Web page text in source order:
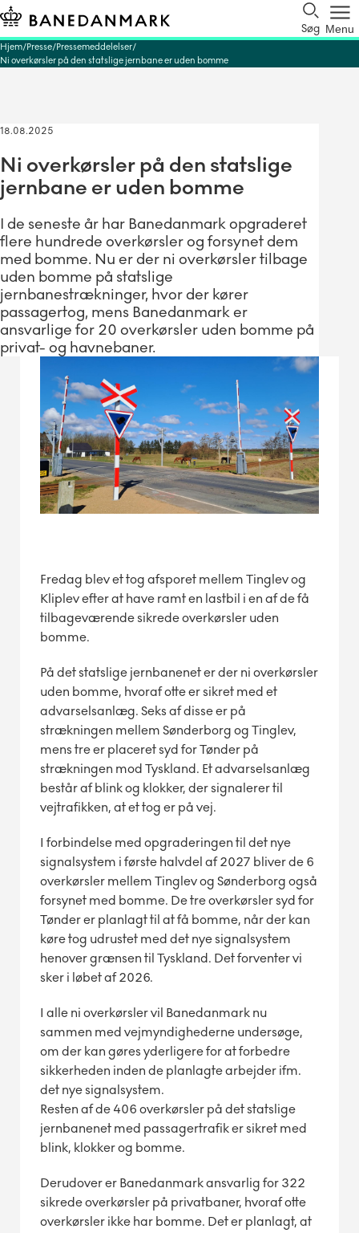
Søg Menu
Hjem Presse Pressemeddelelser
Ni overkørsler på den statslige jernbane er uden bomme
18.08.2025
Ni overkørsler på den statslige
jernbane er uden bomme
I de seneste år har Banedanmark opgraderet
flere hundrede overkørsler og forsynet dem
med bomme. Nu er der ni overkørsler tilbage
uden bomme på statslige
jernbanestrækninger, hvor der kører
passagertog, mens Banedanmark er
ansvarlige for 20 overkørsler uden bomme på
privat- og havnebaner.
Fredag blev et tog afsporet mellem Tinglev og
Kliplev efter at have ramt en lastbil i en af de få
tilbageværende sikrede overkørsler uden
bomme.
På det statslige jernbanenet er der ni overkørsler
uden bomme, hvoraf otte er sikret med et
advarselsanlæg. Seks af disse er på
strækningen mellem Sønderborg og Tinglev,
mens tre er placeret syd for Tønder på
strækningen mod Tyskland. Et advarselsanlæg
består af blink og klokker, der signalerer til
vejtrafikken, at et tog er på vej.
I forbindelse med opgraderingen til det nye
signalsystem i første halvdel af 2027 bliver de 6
overkørsler mellem Tinglev og Sønderborg også
forsynet med bomme. De tre overkørsler syd for
Tønder er planlagt til at få bomme, når der kan
køre tog udrustet med det nye signalsystem
henover grænsen til Tyskland. Det forventer vi
sker i løbet af 2026.
I alle ni overkørsler vil Banedanmark nu
sammen med vejmyndighederne undersøge,
om der kan gøres yderligere for at forbedre
sikkerheden inden de planlagte arbejder ifm.
det nye signalsystem.
Resten af de 406 overkørsler på det statslige
jernbanenet med passagertrafik er sikret med
blink, klokker og bomme.
Derudover er Banedanmark ansvarlig for 322
sikrede overkørsler på privatbaner, hvoraf otte
overkørsler ikke har bomme. Det er planlagt, at